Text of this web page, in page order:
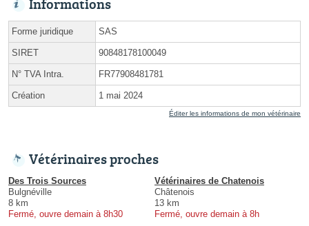
Forme juridique SAS
SIRET 90848178100049
N° TVA Intra. FR77908481781
Création 1 mai 2024
Éditer les informations de mon vétérinaire
Vétérinaires proches
Des Trois Sources
Bulgnéville
8 km
Fermé, ouvre demain à 8h30
Vétérinaires de Chatenois
Châtenois
13 km
Fermé, ouvre demain à 8h